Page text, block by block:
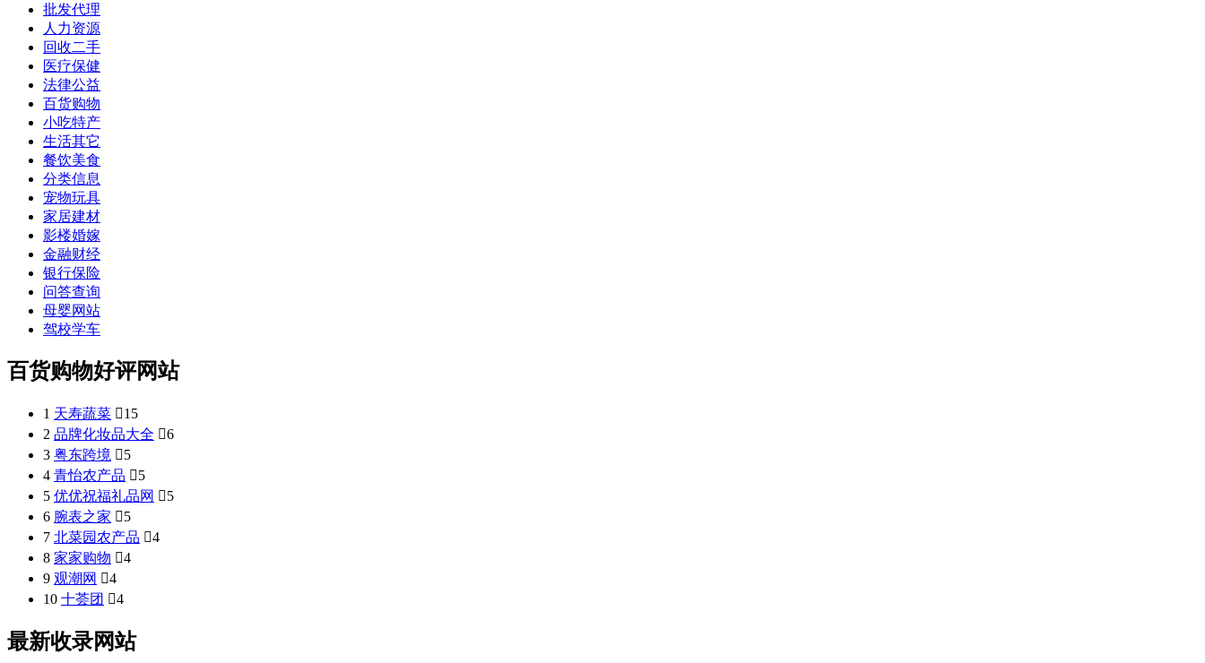
批发代理
人力资源
回收二手
医疗保健
法律公益
百货购物
小吃特产
生活其它
餐饮美食
分类信息
宠物玩具
家居建材
影楼婚嫁
金融财经
银行保险
问答查询
母婴网站
驾校学车
百货购物好评网站
1 天寿蔬菜 15
2 品牌化妆品大全 6
3 粤东跨境 5
4 青怡农产品 5
5 优优祝福礼品网 5
6 腕表之家 5
7 北菜园农产品 4
8 家家购物 4
9 观潮网 4
10 十荟团 4
最新收录网站